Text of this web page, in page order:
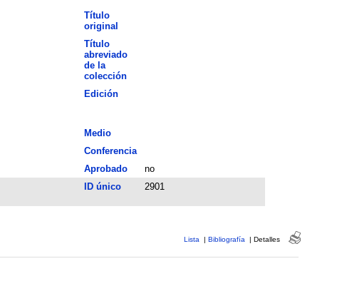
Título
original
Título
abreviado
de la
colección
Edición
Medio
Conferencia
Aprobado
no
ID único 2901
Lista | Bibliografía | Detalles